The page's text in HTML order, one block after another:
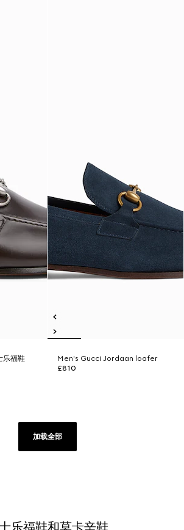
乐福鞋
Men's Gucci Jordaan loafer
£810
加载全部
乐福鞋和莫卡辛鞋